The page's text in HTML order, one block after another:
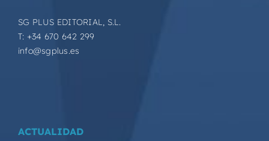
SG PLUS EDITORIAL, S.L.
T: +34 670 642 299
info@sgplus.es
ACTUALIDAD